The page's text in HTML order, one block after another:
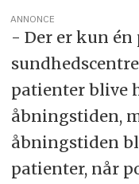
ANNONCE
- Der er kun én
patienter blive
åbningstiden,
åbningstiden
patienter, når